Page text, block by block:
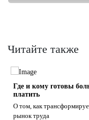
Читайте также
Где и кому готовы
платить
О том, как
рынок труда